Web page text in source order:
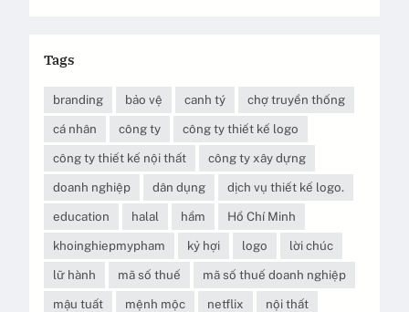
Tags
branding bảo vệ canh tý
chợ truyền thống
cá nhân
công ty
công ty thiết kế logo
công ty thiết kế nội thất
công ty xây dựng
doanh nghiệp
dân dụng
dịch vụ thiết kế logo.
education
halal hầm
Hồ Chí Minh
khoinghiepmypham
kỷ hợi logo
lời chúc
lữ hành
mã số thuế
mã số thuế doanh nghiệp
mậu tuất
mệnh mộc netflix
nội thất